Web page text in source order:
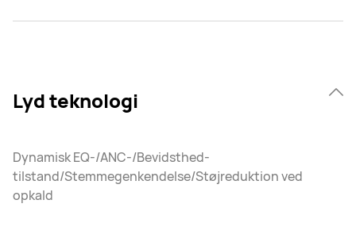
Lyd teknologi
Dynamisk EQ-/ANC-/Bevidsthed-
tilstand/Stemmegenkendelse/Støjreduktion ved
opkald